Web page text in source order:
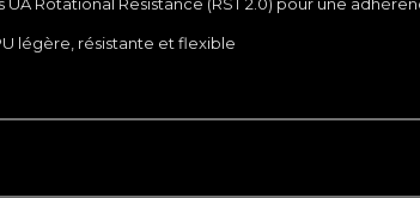
légère, résistante et flexible